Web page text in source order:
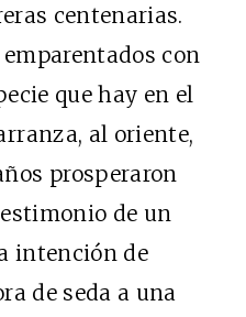
centenarias.
con
que hay en el
al oriente,
prosperaron
de un
intención de
de seda a una